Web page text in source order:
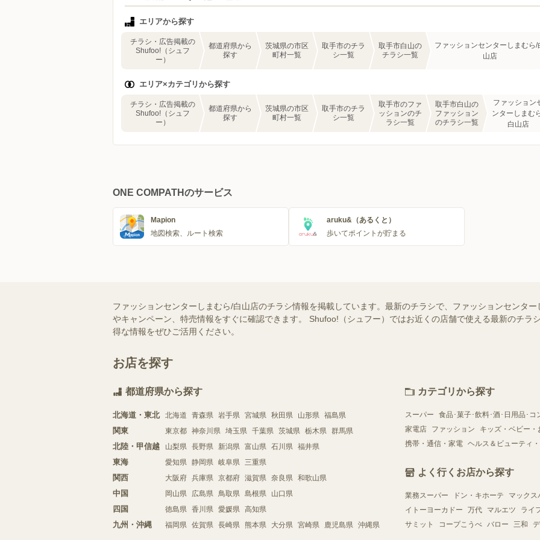
エリアから探す
チラシ・広告掲載の
Shufoo!（シュフ
ー）
都道府県から
探す
茨城県の市区
町村一覧
取手市のチラ
シ一覧
取手市白山の
チラシ一覧
ファッションセンターしまむら/
山店
エリア×カテゴリから探す
チラシ・広告掲載の
Shufoo!（シュフ
ー）
都道府県から
探す
茨城県の市区
町村一覧
取手市のチラ
シ一覧
取手市のファ
ッションのチ
ラシ一覧
取手市白山の
ファッション
のチラシ一覧
ファッション
ンターしまむ
白山店
ONE COMPATHのサービス
Mapion
地図検索、ルート検索
aruku&（あるくと）
歩いてポイントが貯まる
ファッションセンターしまむら/白山店のチラシ情報を掲載しています。最新のチラシで、ファッションセンタ
やキャンペーン、特売情報をすぐに確認できます。 Shufoo!（シュフー）ではお近くの店舗で使える最新のチラ
得な情報をぜひご活用ください。
お店を探す
都道府県から探す
北海道・東北 北海道 青森県 岩手県 宮城県 秋田県 山形県 福島県
関東 東京都 神奈川県 埼玉県 千葉県 茨城県 栃木県 群馬県
北陸・甲信越 山梨県 長野県 新潟県 富山県 石川県 福井県
東海 愛知県 静岡県 岐阜県 三重県
関西 大阪府 兵庫県 京都府 滋賀県 奈良県 和歌山県
中国 岡山県 広島県 鳥取県 島根県 山口県
四国 徳島県 香川県 愛媛県 高知県
九州・沖縄 福岡県 佐賀県 長崎県 熊本県 大分県 宮崎県 鹿児島県 沖縄県
カテゴリから探す
スーパー 食品･菓子･飲料･酒･日用品･コ
家電店
ファッション キッズ・ベビー・
携帯・通信・家電 ヘルス＆ビューティ
よく行くお店から探す
業務スーパー ドン・キホーテ マックス
イトーヨーカドー
万代 マルエツ ライ
サミット
コープこうべ バロー 三和